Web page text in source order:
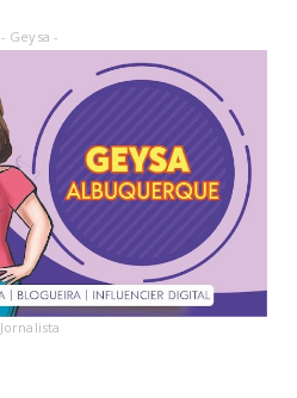
- Geysa -
Jornalista